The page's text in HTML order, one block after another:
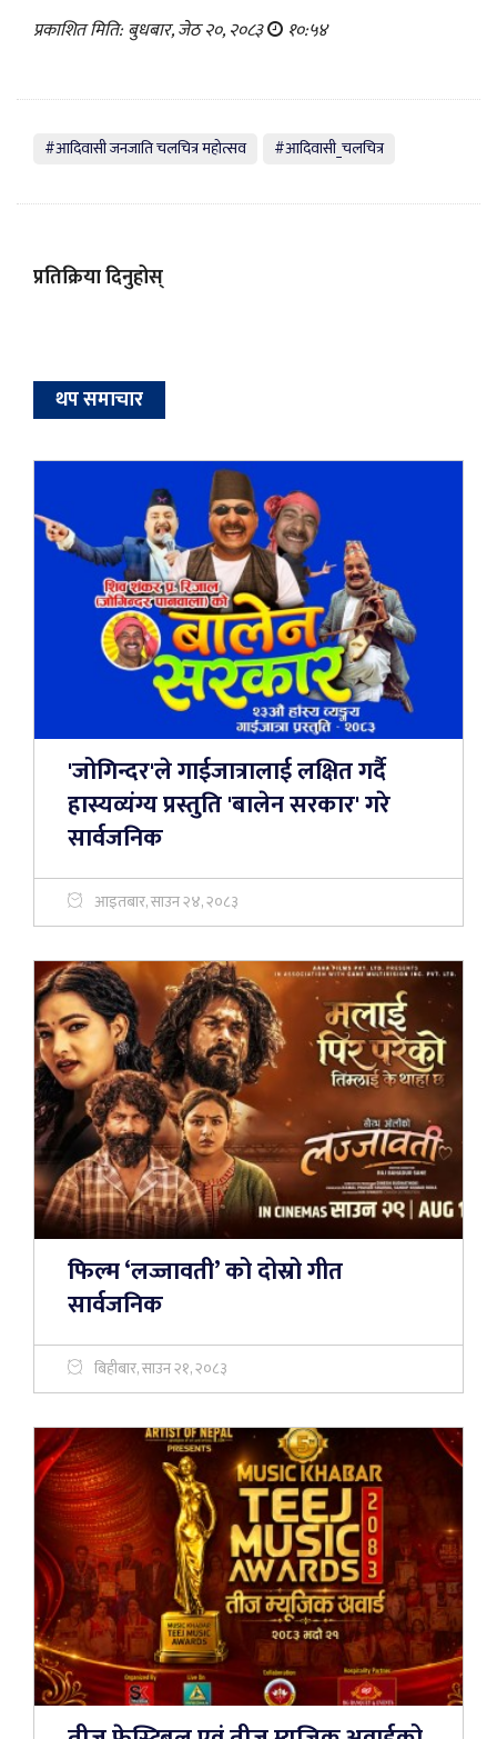
प्रकाशित मिति: बुधबार, जेठ २०, २०८३ १०:५४
#आदिवासी जनजाति चलचित्र महोत्सव #आदिवासी_चलचित्र
प्रतिक्रिया दिनुहोस्
थप समाचार
'जोगिन्दर'ले गाईजात्रालाई लक्षित गर्दै
हास्यव्यंग्य प्रस्तुति 'बालेन सरकार' गरे
सार्वजनिक
आइतबार, साउन २४, २०८३
फिल्म ‘लज्जावती’ को दोस्रो गीत
सार्वजनिक
बिहीबार, साउन २१, २०८३